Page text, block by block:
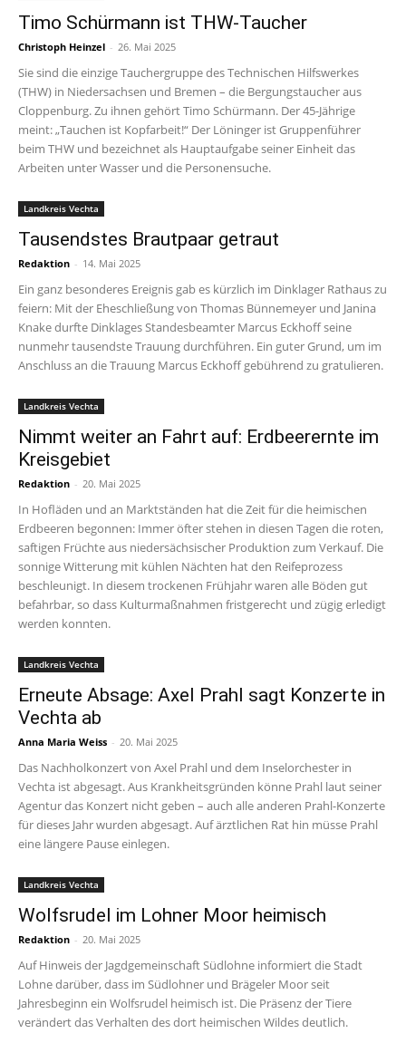
Timo Schürmann ist THW-Taucher
Christoph Heinzel - 26. Mai 2025
Sie sind die einzige Tauchergruppe des Technischen Hilfswerkes
(THW) in Niedersachsen und Bremen – die Bergungstaucher aus
Cloppenburg. Zu ihnen gehört Timo Schürmann. Der 45-Jährige
meint: „Tauchen ist Kopfarbeit!“ Der Löninger ist Gruppenführer
beim THW und bezeichnet als Hauptaufgabe seiner Einheit das
Arbeiten unter Wasser und die Personensuche.
Landkreis Vechta
Tausendstes Brautpaar getraut
Redaktion - 14. Mai 2025
Ein ganz besonderes Ereignis gab es kürzlich im Dinklager Rathaus zu
feiern: Mit der Eheschließung von Thomas Bünnemeyer und Janina
Knake durfte Dinklages Standesbeamter Marcus Eckhoff seine
nunmehr tausendste Trauung durchführen. Ein guter Grund, um im
Anschluss an die Trauung Marcus Eckhoff gebührend zu gratulieren.
Landkreis Vechta
Nimmt weiter an Fahrt auf: Erdbeerernte im
Kreisgebiet
Redaktion - 20. Mai 2025
In Hofläden und an Marktständen hat die Zeit für die heimischen
Erdbeeren begonnen: Immer öfter stehen in diesen Tagen die roten,
saftigen Früchte aus niedersächsischer Produktion zum Verkauf. Die
sonnige Witterung mit kühlen Nächten hat den Reifeprozess
beschleunigt. In diesem trockenen Frühjahr waren alle Böden gut
befahrbar, so dass Kulturmaßnahmen fristgerecht und zügig erledigt
werden konnten.
Landkreis Vechta
Erneute Absage: Axel Prahl sagt Konzerte in
Vechta ab
Anna Maria Weiss - 20. Mai 2025
Das Nachholkonzert von Axel Prahl und dem Inselorchester in
Vechta ist abgesagt. Aus Krankheitsgründen könne Prahl laut seiner
Agentur das Konzert nicht geben – auch alle anderen Prahl-Konzerte
für dieses Jahr wurden abgesagt. Auf ärztlichen Rat hin müsse Prahl
eine längere Pause einlegen.
Landkreis Vechta
Wolfsrudel im Lohner Moor heimisch
Redaktion - 20. Mai 2025
Auf Hinweis der Jagdgemeinschaft Südlohne informiert die Stadt
Lohne darüber, dass im Südlohner und Brägeler Moor seit
Jahresbeginn ein Wolfsrudel heimisch ist. Die Präsenz der Tiere
verändert das Verhalten des dort heimischen Wildes deutlich.